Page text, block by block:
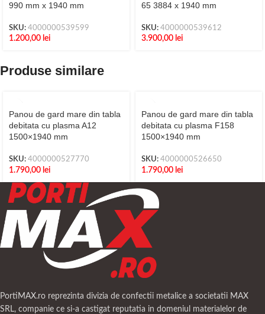
990 mm x 1940 mm
SKU: 4000000539599
1.200,00 lei
65 3884 x 1940 mm
SKU: 4000000539612
3.900,00 lei
Produse similare
Panou de gard mare din tabla
debitata cu plasma A12
1500×1940 mm
SKU: 4000000527770
1.790,00 lei
Panou de gard mare din tabla
debitata cu plasma F158
1500×1940 mm
SKU: 4000000526650
1.790,00 lei
PortiMAX.ro reprezinta divizia de confectii metalice a societatii MAX
SRL, companie ce si-a castigat reputatia in domeniul materialelor de